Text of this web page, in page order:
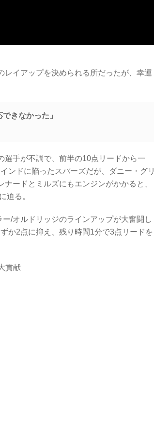
イアップを決められる所だったが、幸運
きなかった」
選手が不調で、前半の10点リードから一
ンドに陥ったスパーズだが、ダニー・グリ
ードとミルズにもエンジンがかかると、
迫る。
/オルドリッジのラインアップが大奮闘し
か2点に抑え、残り時間1分で3点リードを
貢献